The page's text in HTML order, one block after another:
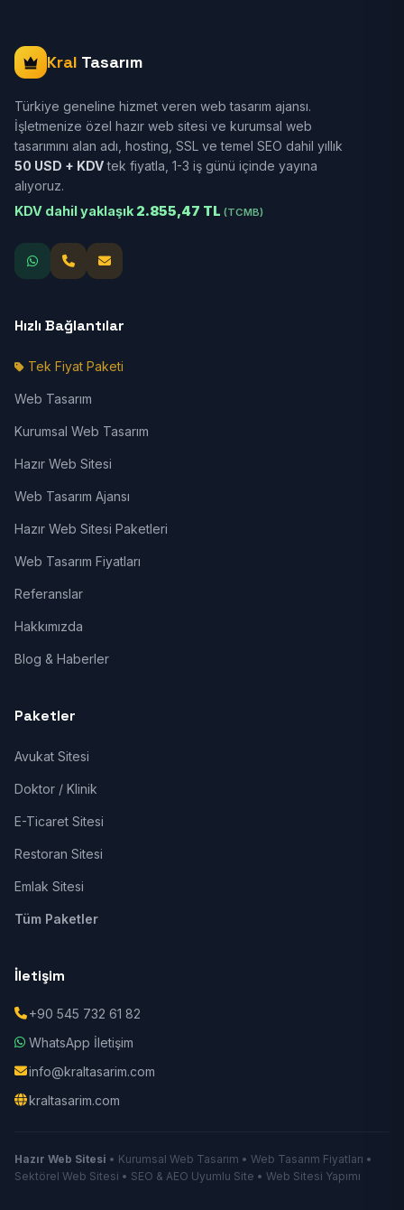
Kral Tasarım
Türkiye geneline hizmet veren web tasarım ajansı.
İşletmenize özel hazır web sitesi ve kurumsal web
tasarımını alan adı, hosting, SSL ve temel SEO dahil yıllık
50 USD + KDVtek fiyatla, 1-3 iş günü içinde yayına
alıyoruz.
KDV dahil yaklaşık 2.855,47 TL (TCMB)
Hızlı Bağlantılar
Tek Fiyat Paketi
Web Tasarım
Kurumsal Web Tasarım
Hazır Web Sitesi
Web Tasarım Ajansı
Hazır Web Sitesi Paketleri
Web Tasarım Fiyatları
Referanslar
Hakkımızda
Blog & Haberler
Paketler
Avukat Sitesi
Doktor / Klinik
E-Ticaret Sitesi
Restoran Sitesi
Emlak Sitesi
Tüm Paketler
İletişim
+90 545 732 61 82
WhatsApp İletişim
info@kraltasarim.com
kraltasarim.com
Hazır Web Sitesi • Kurumsal Web Tasarım • Web Tasarım Fiyatları •
Sektörel Web Sitesi • SEO & AEO Uyumlu Site • Web Sitesi Yapımı